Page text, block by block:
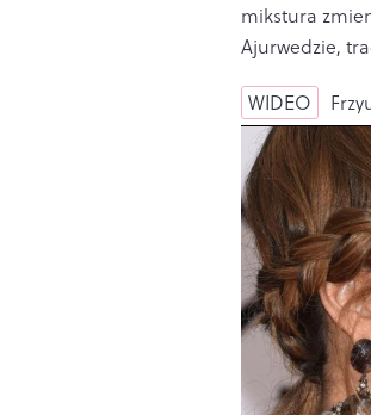
mikstura
Ajurwedzie,
WIDEO